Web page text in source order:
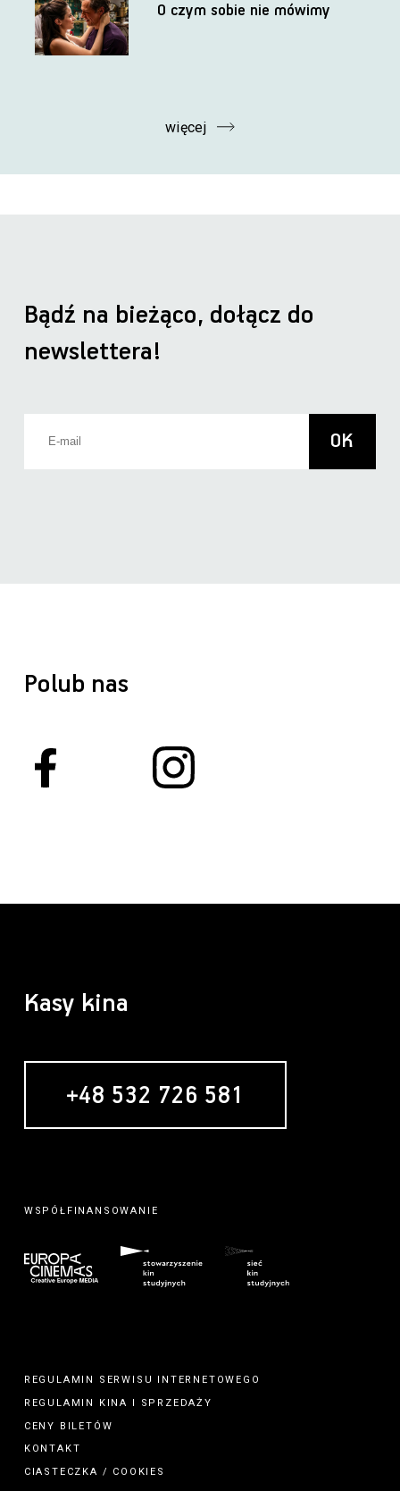
O czym sobie nie mówimy
więcej
Polub nas
Bądź na bieżąco, dołącz do
newslettera!
Kasy kina
+48 532 726 581
WSPÓŁFINANSOWANIE
REGULAMIN SERWISU INTERNETOWEGO
REGULAMIN
KINA
SPRZEDAŻY
CENY BILETÓW
KONTAKT
CIASTECZKA / COOKIES